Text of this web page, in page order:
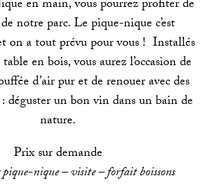
en main, vous pourrez profiter de
notre parc. Le pique-nique c’est
on a tout prévu pour vous ! Installés
en bois, vous aurez l’occasion de
d’air pur et de renouer avec des
déguster un bon vin dans un bain de
nature.
Prix sur demande
nique – visite – forfait boissons